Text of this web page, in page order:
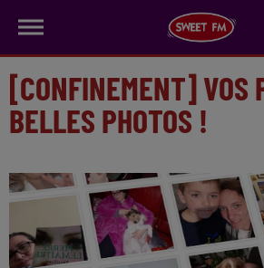
[CONFINEMENT] VOS
BELLES PHOTOS !